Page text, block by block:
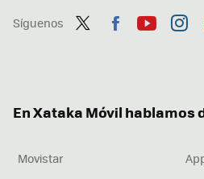
Síguenos
En Xataka Móvil hablamos
Movistar